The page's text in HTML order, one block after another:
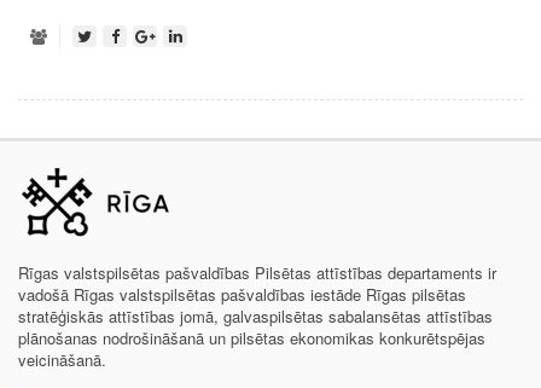
Rīgas valstspilsētas pašvaldības Pilsētas attīstības departaments ir
vadošā Rīgas valstspilsētas pašvaldības iestāde Rīgas pilsētas
stratēģiskās attīstības jomā, galvaspilsētas sabalansētas attīstības
plānošanas nodrošināšanā un pilsētas ekonomikas konkurētspējas
veicināšanā.